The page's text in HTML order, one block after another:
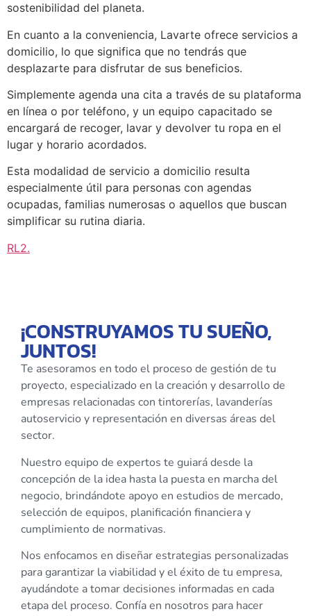
sostenibilidad del planeta.
En cuanto a la conveniencia, Lavarte ofrece servicios a
domicilio, lo que significa que no tendrás que
desplazarte para disfrutar de sus beneficios.
Simplemente agenda una cita a través de su plataforma
en línea o por teléfono, y un equipo capacitado se
encargará de recoger, lavar y devolver tu ropa en el
lugar y horario acordados.
Esta modalidad de servicio a domicilio resulta
especialmente útil para personas con agendas
ocupadas, familias numerosas o aquellos que buscan
simplificar su rutina diaria.
RL2.
¡CONSTRUYAMOS TU SUEÑO,
JUNTOS!
Te asesoramos en todo el proceso de gestión de tu
proyecto, especializado en la creación y desarrollo de
empresas relacionadas con tintorerías, lavanderías
autoservicio y representación en diversas áreas del
sector.
Nuestro equipo de expertos te guiará desde la
concepción de la idea hasta la puesta en marcha del
negocio, brindándote apoyo en estudios de mercado,
selección de equipos, planificación financiera y
cumplimiento de normativas.
Nos enfocamos en diseñar estrategias personalizadas
para garantizar la viabilidad y el éxito de tu empresa,
ayudándote a tomar decisiones informadas en cada
etapa del proceso. Confía en nosotros para hacer